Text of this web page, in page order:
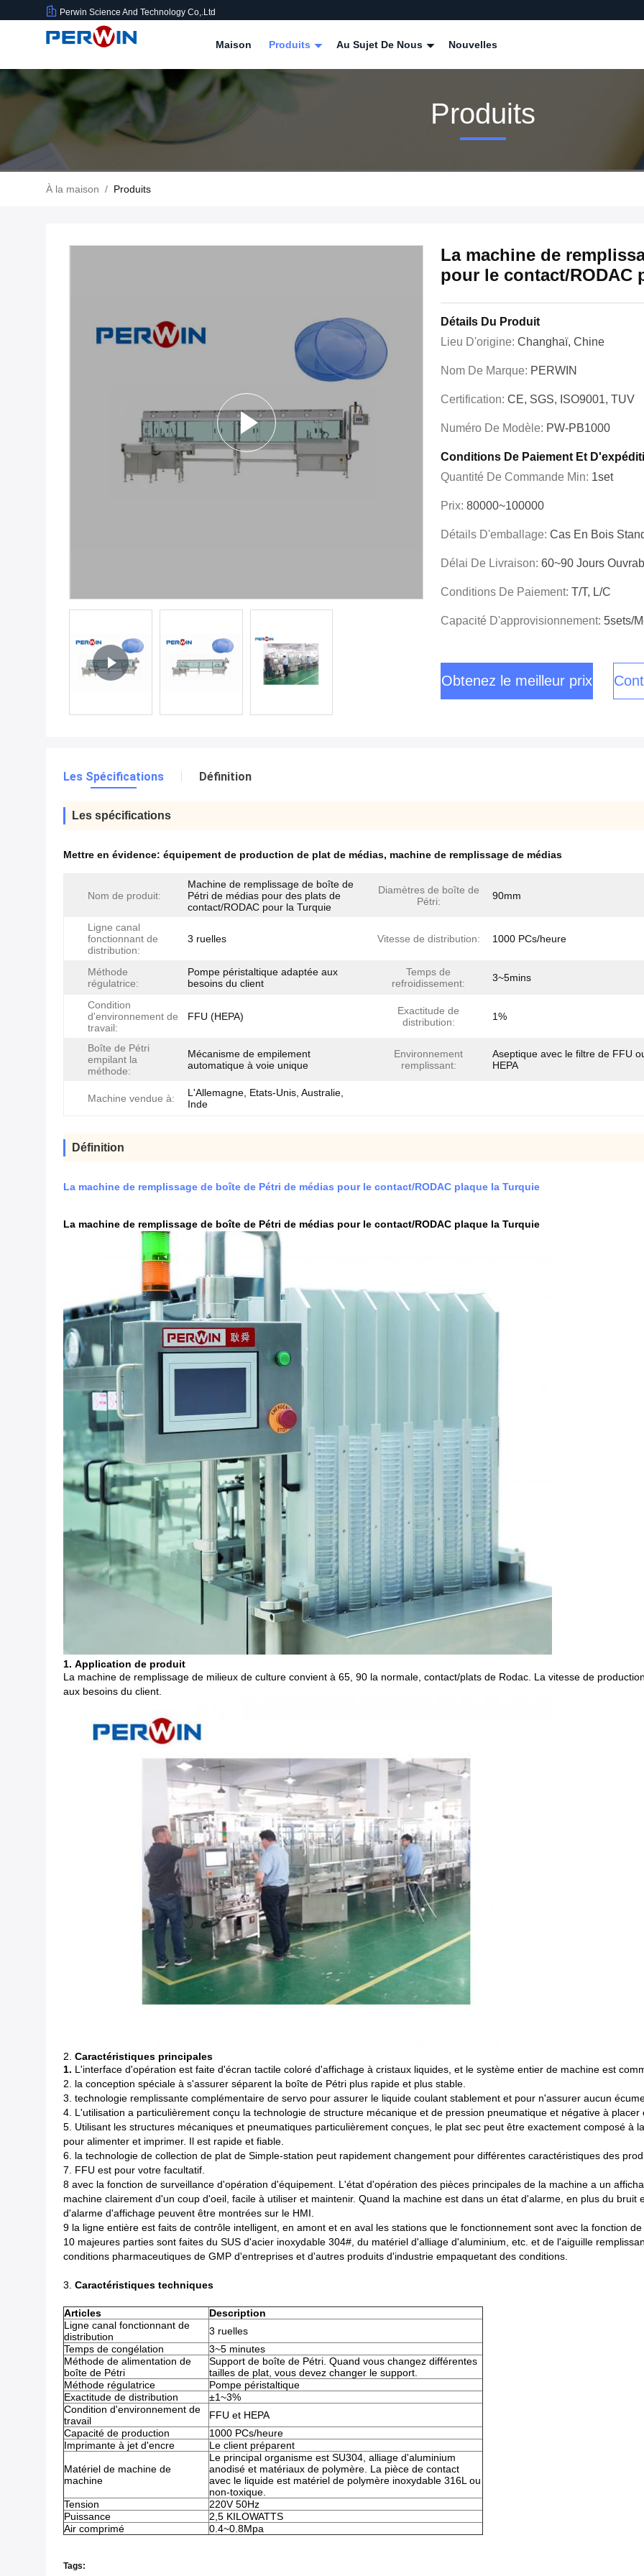
Perwin Science And Technology Co,.Ltd
Maison Produits Au Sujet De Nous Nouvelles
Produits
À la maison / Produits
La machine de
pour le contact/RODAC
Détails Du Produit
Lieu D'origine: Changhaï, Chine
Nom De Marque: PERWIN
Certification: CE, SGS, ISO9001, TUV
Numéro De Modèle: PW-PB1000
Conditions De Paiement Et
Quantité De Commande Min: 1set
Prix: 80000~100000
Détails D'emballage: Cas En Bois
Délai De Livraison: 60~90 Jours
Conditions De Paiement: T/T, L/C
Capacité D'approvisionnement: 5sets/
Obtenez le meilleur prix
Les Spécifications Définition
Les spécifications
Mettre en évidence: équipement de production de plat de médias, machine de remplissage de médias
Nom de produit:
Machine de remplissage de boîte de
Pétri de médias pour des plats de
contact/RODAC pour la Turquie
Diamètres de boîte de
Pétri:
90mm
Ligne canal
fonctionnant de
distribution:
3 ruelles Vitesse de distribution: 1000 PCs/heure
Méthode
régulatrice:
Pompe péristaltique adaptée aux
besoins du client
Temps de
refroidissement:
3~5mins
Condition
d'environnement de
travail:
FFU (HEPA)
Exactitude de
distribution:
1%
Boîte de Pétri
empilant la
méthode:
Mécanisme de empilement
automatique à voie unique
Environnement
remplissant:
Aseptique avec le filtre de FFU
HEPA
Machine vendue à:
L'Allemagne, Etats-Unis, Australie,
Inde
Définition
La machine de remplissage de boîte de Pétri de médias pour le contact/RODAC plaque la Turquie
La machine de remplissage de boîte de Pétri de médias pour le contact/RODAC plaque la Turquie
1. Application de produit
La machine de remplissage de milieux de culture convient à 65, 90 la normale, contact/plats de Rodac. La vitesse de
aux besoins du client.
2. Caractéristiques principales
1. L'interface d'opération est faite d'écran tactile coloré d'affichage à cristaux liquides, et le système entier de machine est
2. la conception spéciale à s'assurer séparent la boîte de Pétri plus rapide et plus stable.
3. technologie remplissante complémentaire de servo pour assurer le liquide coulant stablement et pour n'assurer aucun
4. L'utilisation a particulièrement conçu la technologie de structure mécanique et de pression pneumatique et négative à
5. Utilisant les structures mécaniques et pneumatiques particulièrement conçues, le plat sec peut être exactement composé à
pour alimenter et imprimer. Il est rapide et fiable.
6. la technologie de collection de plat de Simple-station peut rapidement changement pour différentes caractéristiques des
7. FFU est pour votre facultatif.
8 avec la fonction de surveillance d'opération d'équipement. L'état d'opération des pièces principales de la machine a un
machine clairement d'un coup d'oeil, facile à utiliser et maintenir. Quand la machine est dans un état d'alarme, en plus du
d'alarme d'affichage peuvent être montrées sur le HMI.
9 la ligne entière est faits de contrôle intelligent, en amont et en aval les stations que le fonctionnement sont avec la fonction
10 majeures parties sont faites du SUS d'acier inoxydable 304#, du matériel d'alliage d'aluminium, etc. et de l'aiguille
conditions pharmaceutiques de GMP d'entreprises et d'autres produits d'industrie empaquetant des conditions.
3. Caractéristiques techniques
Articles
Description
Ligne canal fonctionnant de
distribution
3 ruelles
Temps de congélation
3~5 minutes
Méthode de alimentation de
boîte de Pétri
Support de boîte de Pétri. Quand vous changez différentes
tailles de plat, vous devez changer le support.
Méthode régulatrice
Pompe péristaltique
Exactitude de distribution
±1~3%
Condition d'environnement de
travail
FFU et HEPA
Capacité de production
1000 PCs/heure
Imprimante à jet d'encre
Le client préparent
Matériel de machine de
machine
Le principal organisme est SU304, alliage d'aluminium
anodisé et matériaux de polymère. La pièce de contact
avec le liquide est matériel de polymère inoxydable 316L ou
non-toxique.
Tension
220V 50Hz
Puissance
2,5 KILOWATTS
Air comprimé
0.4~0.8Mpa
Tags: